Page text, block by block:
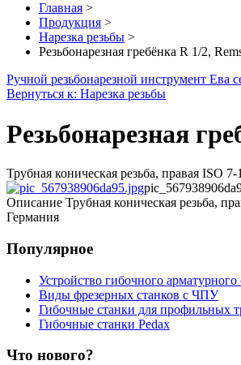
Главная >
Продукция >
Нарезка резьбы >
Резьбонарезная гребёнка R 1/2,
Ручной резьбонарезной инструмент Ева
Вернуться к: Нарезка резьбы
Резьбонарезная
Трубная коническая резьба, правая ISO
Описание Трубная коническая резьба,
Германия
Популярное
Устройство гибочного арматурного
Виды фрезерных станков с ЧПУ
Гибочные станки для профильных
Гибочные станки Pedax
Что нового?